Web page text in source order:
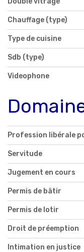
Chauffage (type)
Type de cuisine
Sdb (type)
Videophone
Profession libérale
Servitude
Jugement en cours
Permis de bâtir
Permis de lotir
Droit de préemption
Intimation en justice